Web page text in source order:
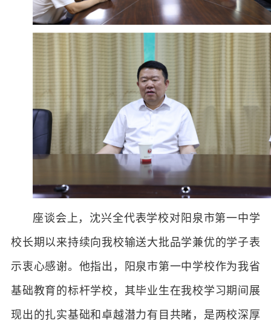
座谈会上，沈兴全代表学校对阳泉市第一中学
校长期以来持续向我校输送大批品学兼优的学子表
示衷心感谢。他指出，阳泉市第一中学校作为我省
基础教育的标杆学校，其毕业生在我校学习期间展
现出的扎实基础和卓越潜力有目共睹，是两校深厚